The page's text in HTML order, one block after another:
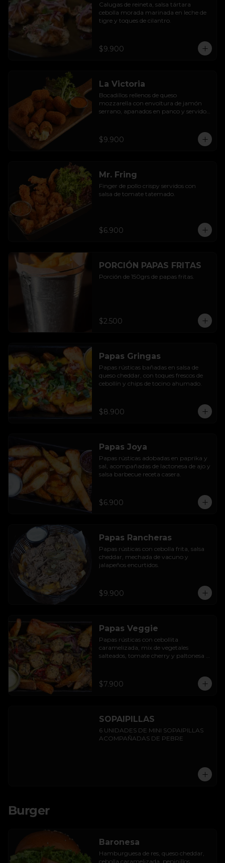
Calugas de reineta, salsa tártara
cebolla morada marinada en leche de
tigre y toques de cilantro.
$9.900
La Victoria
Bocadillos rellenos de queso
mozzarella con envoltura de jamón
serrano, apanados en panco y servidos
$9.900
Mr. Fring
Finger de pollo crispy servidos con
salsa de tomate tatemado.
$6.900
PORCIÓN PAPAS FRITAS
Porción de 150grs de papas fritas.
$2.500
Papas Gringas
Papas rústicas bañadas en salsa de
queso cheddar, con toques frescos de
cebollín y chips de tocino ahumado.
$8.900
Papas Joya
Papas rústicas adobadas en paprika y
sal, acompañadas de lactonesa de ajo y
salsa barbecue receta casera.
$6.900
Papas Rancheras
Papas rústicas con cebolla frita, salsa
cheddar, mechada de vacuno y
jalapeños encurtidos.
$9.900
Papas Veggie
Papas rústicas con cebollita
caramelizada, mix de vegetales
salteados, tomate cherry y paltonesa
$7.900
SOPAIPILLAS
6 UNIDADES DE MINI SOPAIPILLAS
ACOMPAÑADAS DE PEBRE
Burger
Baronesa
Hamburguesa de res, queso cheddar,
cebolla caramelizada, pepinillos,